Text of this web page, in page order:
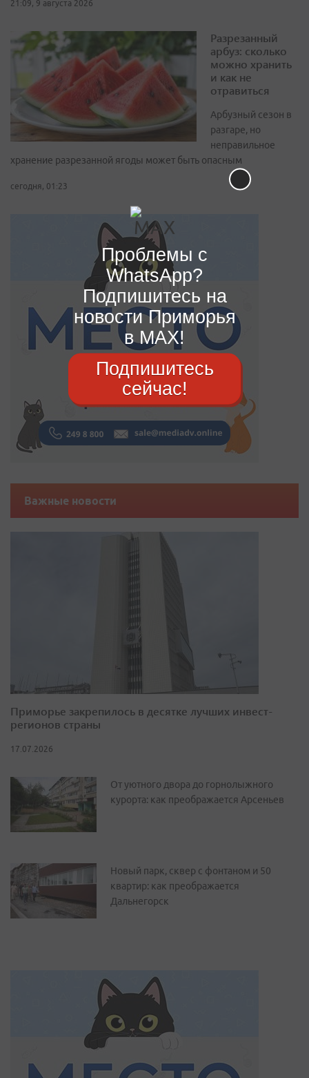
21:09, 9 августа 2026
Разрезанный
арбуз: сколько
можно хранить
и как не
отравиться
Арбузный сезон в
разгаре, но
неправильное
хранение разрезанной ягоды может быть опасным
сегодня, 01:23
Важные новости
Приморье закрепилось в десятке лучших инвест-
регионов страны
17.07.2026
От уютного двора до горнолыжного
курорта: как преображается Арсеньев
Новый парк, сквер с фонтаном и 50
квартир: как преображается
Дальнегорск
Проблемы с
WhatsApp?
Подпишитесь на
новости Приморья
в MAX!
Подпишитесь
сейчас!